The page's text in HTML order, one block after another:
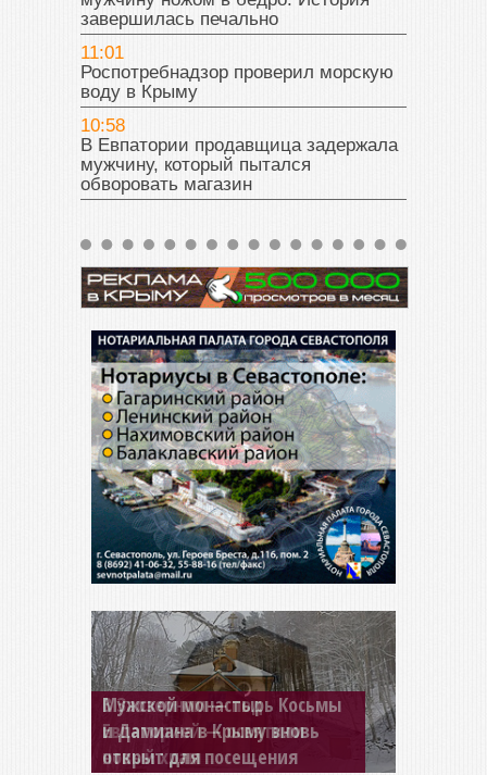
завершилась печально
11:01
Роспотребнадзор проверил морскую
воду в Крыму
10:58
В Евпатории продавщица задержала
мужчину, который пытался
обворовать магазин
Мужской монастырь Косьмы
и Дамиана в Крыму вновь
открыт для посещения